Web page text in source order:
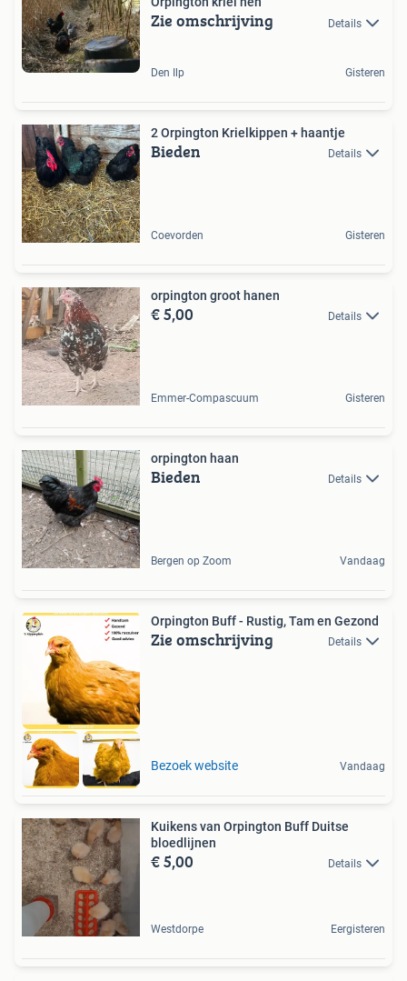
Zie omschrijving Details
Den Ilp Gisteren
2 Orpington Krielkippen + haantje
Bieden Details
Coevorden Gisteren
orpington groot hanen
€ 5,00 Details
Emmer-Compascuum Gisteren
orpington haan
Bieden Details
Bergen op Zoom Vandaag
Orpington Buff - Rustig, Tam en Gezond
Zie omschrijving Details
Bezoek website Vandaag
Kuikens van Orpington Buff Duitse
bloedlijnen
€ 5,00 Details
Westdorpe Eergisteren